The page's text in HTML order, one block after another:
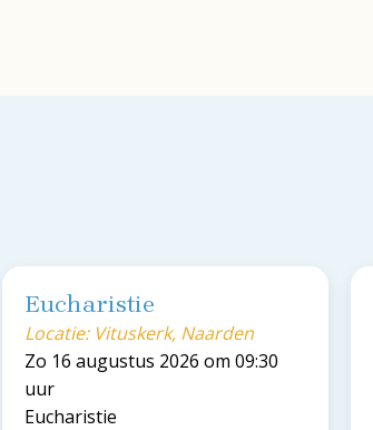
Eucharistie
Locatie: Vituskerk, Naarden
Zo 16 augustus 2026 om 09:30
uur
Eucharistie